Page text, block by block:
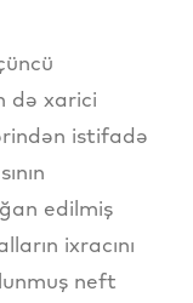
də xarici
istifadə
edilmiş
ixracını
neft